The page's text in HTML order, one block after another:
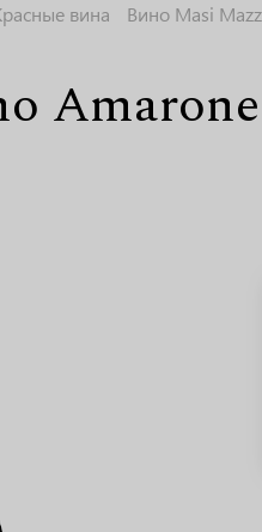
вина Вино Masi